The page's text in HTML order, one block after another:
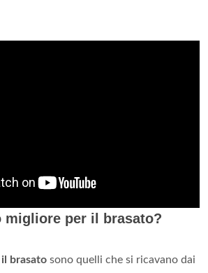
migliore per il brasato?
brasato sono quelli che si ricavano dai